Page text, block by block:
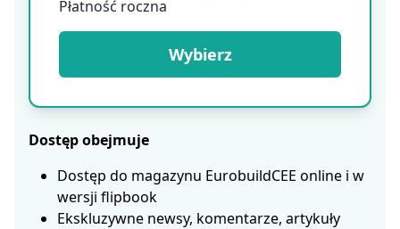
Płatność roczna
Wybierz
Dostęp obejmuje
Dostęp do magazynu EurobuildCEE online i w
wersji flipbook
Ekskluzywne newsy, komentarze, artykuły